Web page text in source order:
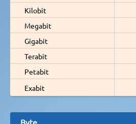
Kilobit
Megabit
Gigabit
Terabit
Petabit
Exabit
Byte